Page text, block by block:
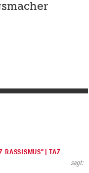
RASSISMUS” | TAZ
sagt: